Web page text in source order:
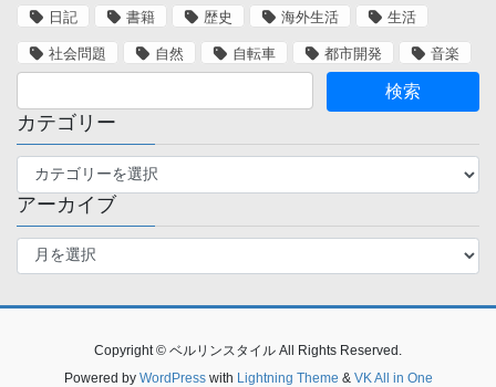
日記 書籍 歴史 海外生活 生活
社会問題 自然 自転車 都市開発 音楽
カテゴリー
テ
ゴ
リ
アーカイブ
ア
イ
Copyright © ベルリンスタイル All Rights Reserved.
Powered by WordPresswith Lightning Theme & VK All in One